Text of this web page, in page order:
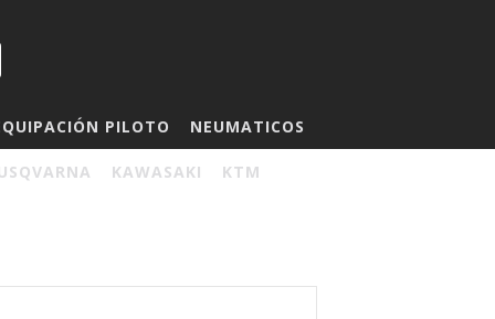
PILOTO NEUMATICOS
KAWASAKI KTM